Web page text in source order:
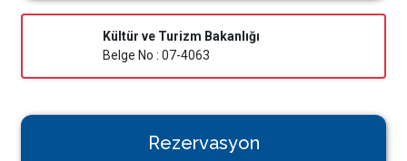
Kültür ve Turizm Bakanlığı
Belge No : 07-4063
Rezervasyon